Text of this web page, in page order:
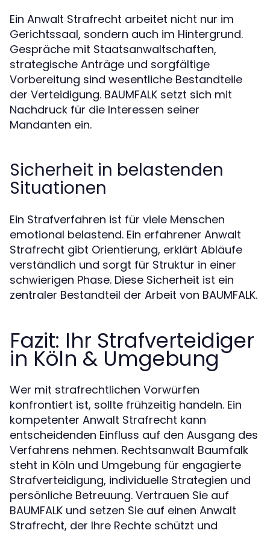
Ein Anwalt Strafrecht arbeitet nicht nur im
Gerichtssaal, sondern auch im Hintergrund.
Gespräche mit Staatsanwaltschaften,
strategische Anträge und sorgfältige
Vorbereitung sind wesentliche Bestandteile
der Verteidigung. BAUMFALK setzt sich mit
Nachdruck für die Interessen seiner
Mandanten ein.
Sicherheit in belastenden
Situationen
Ein Strafverfahren ist für viele Menschen
emotional belastend. Ein erfahrener Anwalt
Strafrecht gibt Orientierung, erklärt Abläufe
verständlich und sorgt für Struktur in einer
schwierigen Phase. Diese Sicherheit ist ein
zentraler Bestandteil der Arbeit von BAUMFALK.
Fazit: Ihr Strafverteidiger
in Köln & Umgebung
Wer mit strafrechtlichen Vorwürfen
konfrontiert ist, sollte frühzeitig handeln. Ein
kompetenter Anwalt Strafrecht kann
entscheidenden Einfluss auf den Ausgang des
Verfahrens nehmen. Rechtsanwalt Baumfalk
steht in Köln und Umgebung für engagierte
Strafverteidigung, individuelle Strategien und
persönliche Betreuung. Vertrauen Sie auf
BAUMFALK und setzen Sie auf einen Anwalt
Strafrecht, der Ihre Rechte schützt und